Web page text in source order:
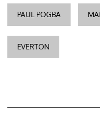
PAUL POGBA
EVERTON